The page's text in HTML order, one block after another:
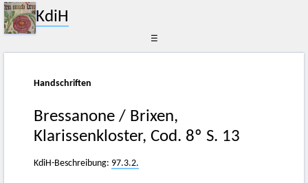
KdiH
☰
Handschriften
Bressanone / Brixen,
Klarissenkloster, Cod. 8º S. 13
KdiH-Beschreibung: 97.3.2.